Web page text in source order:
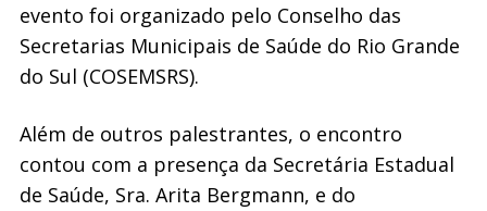
evento foi organizado pelo Conselho das
Secretarias Municipais de Saúde do Rio Grande
do Sul (COSEMSRS).
Além de outros palestrantes, o encontro
contou com a presença da Secretária Estadual
de Saúde, Sra. Arita Bergmann, e do